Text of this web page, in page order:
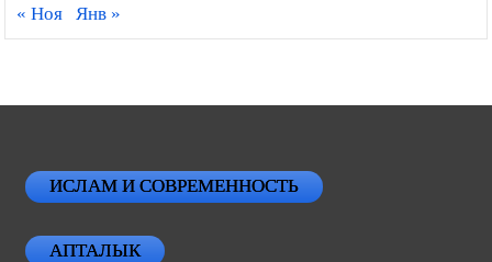
« Ноя Янв »
ИСЛАМ И СОВРЕМЕННОСТЬ
АПТАЛЫК